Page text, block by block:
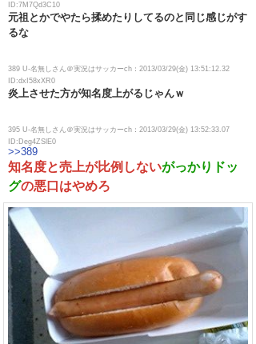
ID:7M7Qd3C10
元祖とかでやたら揉めたりしてるのと同じ感じがす
るな
389 U-名無しさん＠実況はサッカーch：2013/03/29(金) 13:51:12.32
ID:dxI58xXR0
炎上させた方が知名度上がるじゃんｗ
395 U-名無しさん＠実況はサッカーch：2013/03/29(金) 13:52:33.07
ID:Deg4ZSlE0
>>389
知名度と売上が比例しないがっかりドッ
グの悪口はやめろ